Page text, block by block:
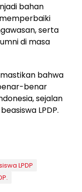
bahan
serta
di masa
bahwa
benar
sejalan
LPDP.
LPDP